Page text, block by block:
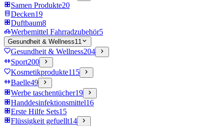
Samen Produkte20
Decken19
Duftbaum8
Werbemittel Fahrradzubehör5
Gesundheit & Wellness11
Gesundheit & Wellness204
Sport200
Kosmetikprodukte115
Baelle49
Werbe taschentücher19
Handdesinfektionsmittel16
Erste Hilfe Sets15
Flüssigkeit gefuellt14